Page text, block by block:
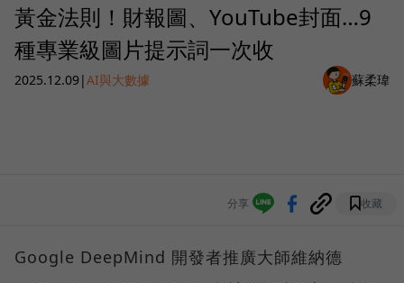
黃金法則！財報圖、YouTube封面…9
種專業級圖片提示詞一次收
2025.12.09|AI與大數據 蘇柔瑋
分享 收藏
Google DeepMind 開發者推廣大師維納德